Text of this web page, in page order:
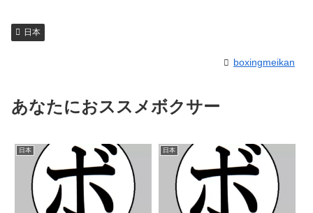
日本
boxingmeikan
あなたにおススメボクサー
日本 日本